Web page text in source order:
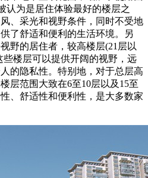
认为是居住体验最好的楼层之
、‌采光和视野条件，‌同时不受地
了舒适和便利的生活环境。‌另
野的居住者，‌较高楼层(‌21层以
些楼层可以提供开阔的视野，‌远
的隐私性。‌特别地，‌对于总层高
层范围大致在6至10层以及15至
、‌舒适性和便利性，‌是大多数家